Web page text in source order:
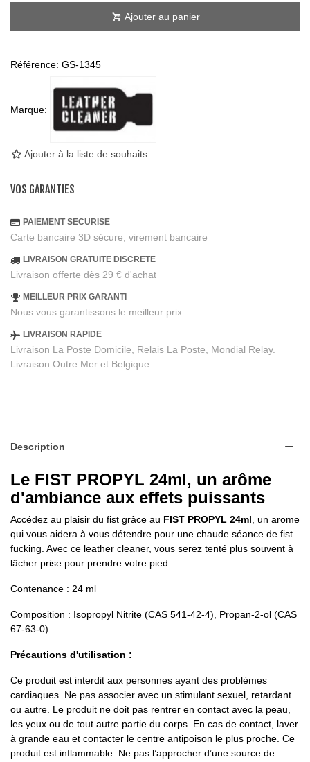
Ajouter au panier
Référence: GS-1345
Marque:
Ajouter à la liste de souhaits
VOS GARANTIES
PAIEMENT SECURISE
Carte bancaire 3D sécure, virement bancaire
LIVRAISON GRATUITE DISCRETE
Livraison offerte dès 29 € d'achat
MEILLEUR PRIX GARANTI
Nous vous garantissons le meilleur prix
LIVRAISON RAPIDE
Livraison La Poste Domicile, Relais La Poste, Mondial Relay.
Livraison Outre Mer et Belgique.
Description
Le FIST PROPYL 24ml, un arôme
d'ambiance aux effets puissants
Accédez au plaisir du fist grâce au FIST PROPYL 24ml , un arome
qui vous aidera à vous détendre pour une chaude séance de fist
fucking. Avec ce leather cleaner, vous serez tenté plus souvent à
lâcher prise pour prendre votre pied.
Contenance : 24 ml
Composition : Isopropyl Nitrite (CAS 541-42-4), Propan-2-ol (CAS
67-63-0)
Précautions d'utilisation :
Ce produit est interdit aux personnes ayant des problèmes
cardiaques. Ne pas associer avec un stimulant sexuel, retardant
ou autre. Le produit ne doit pas rentrer en contact avec la peau,
les yeux ou de tout autre partie du corps. En cas de contact, laver
à grande eau et contacter le centre antipoison le plus proche. Ce
produit est inflammable. Ne pas l’approcher d’une source de